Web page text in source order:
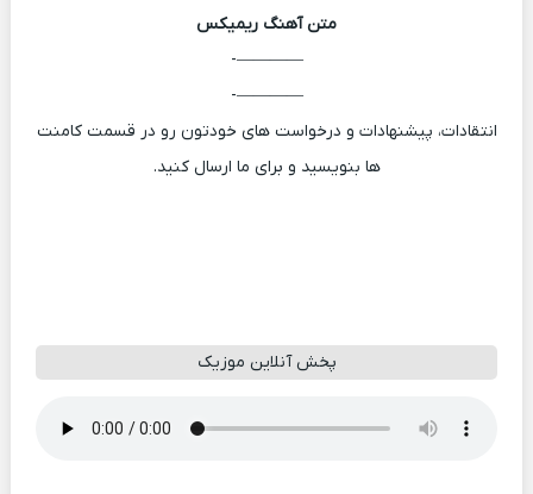
متن آهنگ ریمیکس
————-
————-
انتقادات، پیشنهادات و درخواست های خودتون رو در قسمت کامنت
ها بنویسید و برای ما ارسال کنید.
پخش آنلاین موزیک